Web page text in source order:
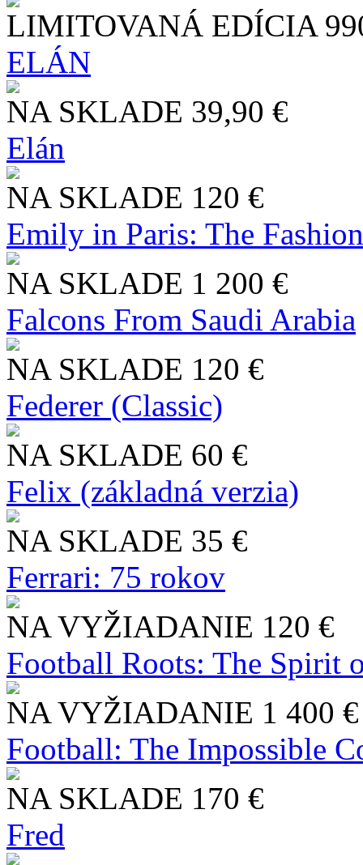
LIMITOVANÁ EDÍCIA
ELÁN
NA SKLADE 39,90 €
Elán
NA SKLADE 120 €
Emily in Paris: The
NA SKLADE 1 200 €
Falcons From Saudi Arabia
NA SKLADE 120 €
Federer (Classic)
NA SKLADE 60 €
Felix (základná verzia)
NA SKLADE 35 €
Ferrari: 75 rokov
NA VYŽIADANIE 120 €
Football Roots: The Spirit
NA VYŽIADANIE 1 400 €
Football: The Impossible
NA SKLADE 170 €
Fred